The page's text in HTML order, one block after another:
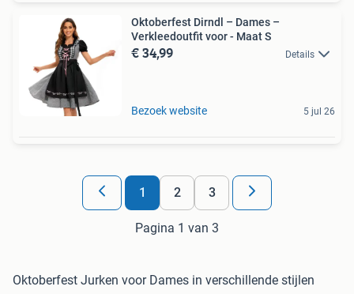
Oktoberfest Dirndl – Dames –
Verkleedoutfit voor - Maat S
€ 34,99 Details
Bezoek website 5 jul 26
1 2 3
Pagina 1 van 3
Oktoberfest Jurken voor Dames in verschillende stijlen